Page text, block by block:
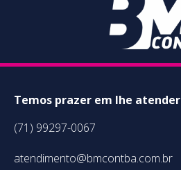
Temos prazer em lhe atender
(71) 99297-0067
atendimento@bmcontba.com.br